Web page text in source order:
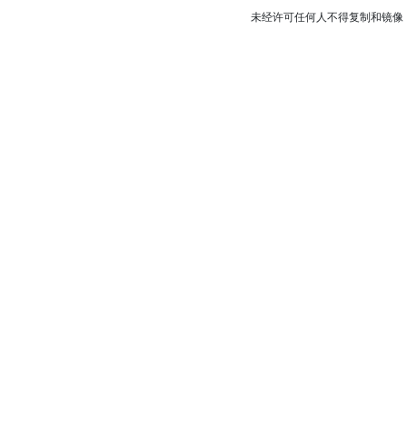
未经许可任何人不得复制和镜